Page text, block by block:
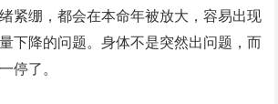
紧绷，都会在本命年被放大，容易出现
下降的问题。身体不是突然出问题，而
停了。